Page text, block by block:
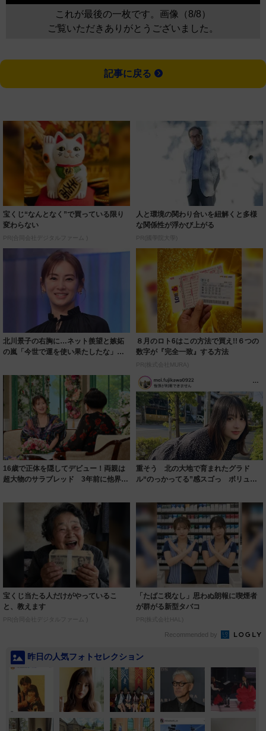
これが最後の一枚です。画像（8/8）
ご覧いただきありがとうございました。
記事に戻る
宝くじ“なんとなく”で買っている限り
変わらない
PR(合同会社デジタルファーム )
人と環境の関わり合いを紐解くと多様
な関係性が浮かび上がる
PR(國學院大學)
北川景子の右胸に…ネット羨望と嫉妬
の嵐「今世で運を使い果たしたな」
８月のロト6はこの方法で買え!!６つの
数字が『完全一致』する方法
PR(株式会社MURA)
16歳で正体を隠してデビュー！両親は
超大物のサラブレッド 3年前に他界し
重そう 北の大地で育まれたグラド
ル“のっかってる”感スゴっ ボリュー
宝くじ当たる人だけがやっているこ
と、教えます
PR(合同会社デジタルファーム )
「たばこ税なし」思わぬ朗報に喫煙者
が群がる新型タバコ
PR(株式会社HAL)
Recommended by
昨日の人気フォトセレクション